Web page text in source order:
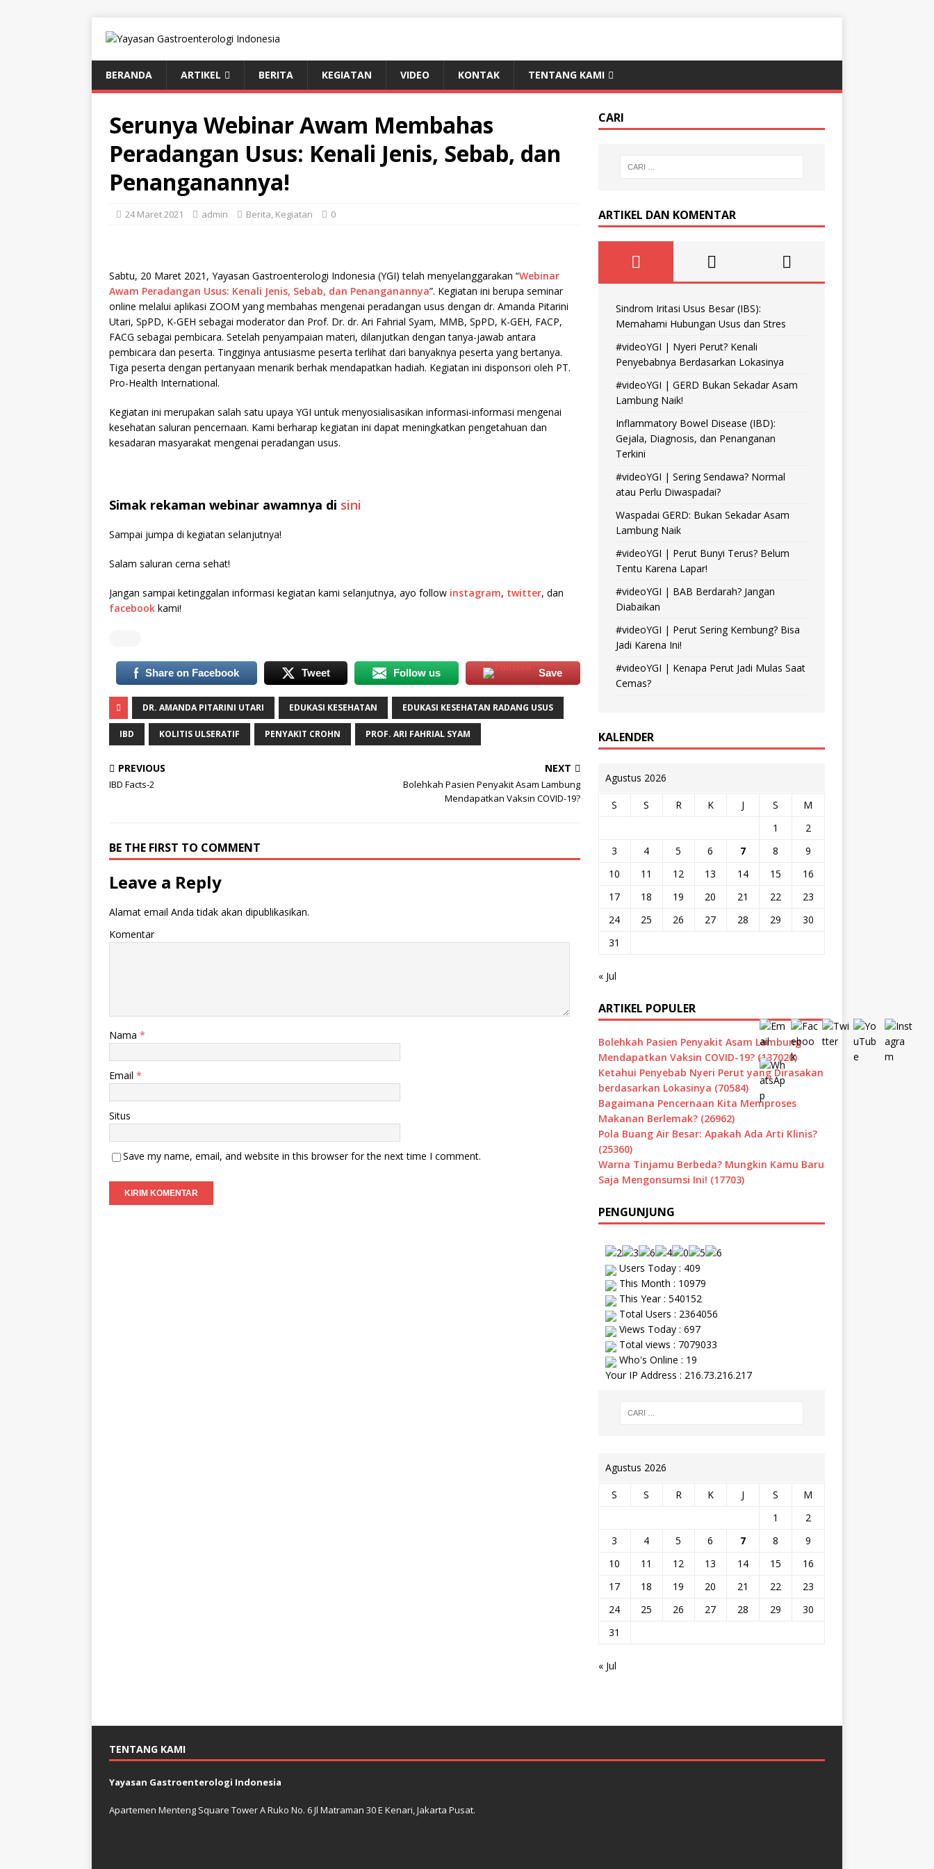
BERANDA ARTIKEL BERITA KEGIATAN VIDEO KONTAK TENTANG KAMI
Serunya Webinar Awam Membahas
Peradangan Usus: Kenali Jenis, Sebab, dan
Penanganannya!
24 Maret 2021 admin Berita, Kegiatan 0
Sabtu, 20 Maret 2021, Yayasan Gastroenterologi Indonesia (YGI) telah menyelanggarakan “Webinar
Awam Peradangan Usus: Kenali Jenis, Sebab, dan Penanganannya”. Kegiatan ini berupa seminar
online melalui aplikasi ZOOM yang membahas mengenai peradangan usus dengan dr. Amanda Pitarini
Utari, SpPD, K-GEH sebagai moderator dan Prof. Dr. dr. Ari Fahrial Syam, MMB, SpPD, K-GEH, FACP,
FACG sebagai pembicara. Setelah penyampaian materi, dilanjutkan dengan tanya-jawab antara
pembicara dan peserta. Tingginya antusiasme peserta terlihat dari banyaknya peserta yang bertanya.
Tiga peserta dengan pertanyaan menarik berhak mendapatkan hadiah. Kegiatan ini disponsori oleh PT.
Pro-Health International.
Kegiatan ini merupakan salah satu upaya YGI untuk menyosialisasikan informasi-informasi mengenai
kesehatan saluran pencernaan. Kami berharap kegiatan ini dapat meningkatkan pengetahuan dan
kesadaran masyarakat mengenai peradangan usus.
Simak rekaman webinar awamnya di sini
Sampai jumpa di kegiatan selanjutnya!
Salam saluran cerna sehat!
Jangan sampai ketinggalan informasi kegiatan kami selanjutnya, ayo follow instagram, twitter, dan
facebook kami!
Share on Facebook Tweet Follow us Save
DR. AMANDA PITARINI UTARI EDUKASI KESEHATAN EDUKASI KESEHATAN RADANG USUS
IBD KOLITIS ULSERATIF PENYAKIT CROHN PROF. ARI FAHRIAL SYAM
PREVIOUS
IBD Facts-2
NEXT
Bolehkah Pasien Penyakit Asam Lambung
Mendapatkan Vaksin COVID-19?
BE THE FIRST TO COMMENT
Leave a Reply
Alamat email Anda tidak akan dipublikasikan.
Komentar
Nama *
Email *
Situs
Save my name, email, and website in this browser for the next time I comment.
CARI
ARTIKEL DAN KOMENTAR
Sindrom Iritasi Usus Besar (IBS):
Memahami Hubungan Usus dan Stres
#videoYGI | Nyeri Perut? Kenali
Penyebabnya Berdasarkan Lokasinya
#videoYGI | GERD Bukan Sekadar Asam
Lambung Naik!
Inflammatory Bowel Disease (IBD):
Gejala, Diagnosis, dan Penanganan
Terkini
#videoYGI | Sering Sendawa? Normal
atau Perlu Diwaspadai?
Waspadai GERD: Bukan Sekadar Asam
Lambung Naik
#videoYGI | Perut Bunyi Terus? Belum
Tentu Karena Lapar!
#videoYGI | BAB Berdarah? Jangan
Diabaikan
#videoYGI | Perut Sering Kembung? Bisa
Jadi Karena Ini!
#videoYGI | Kenapa Perut Jadi Mulas Saat
Cemas?
KALENDER
Agustus 2026
S S R K J S
M
1
2
3
4 5 6 7 8
9
10
11 12 13 14 15
16
17
18 19 20 21 22
23
24
25 26 27 28 29
30
31
« Jul
ARTIKEL POPULER
Bolehkah Pasien Penyakit Asam Lambung
Mendapatkan Vaksin COVID-19? (137020)
Ketahui Penyebab Nyeri Perut yang Dirasakan
berdasarkan Lokasinya (70584)
Bagaimana Pencernaan Kita Memproses
Makanan Berlemak? (26962)
Pola Buang Air Besar: Apakah Ada Arti Klinis?
(25360)
Warna Tinjamu Berbeda? Mungkin Kamu Baru
Saja Mengonsumsi Ini! (17703)
PENGUNJUNG
Users Today : 409
This Month : 10979
This Year : 540152
Total Users : 2364056
Views Today : 697
Total views : 7079033
Who's Online : 19
Your IP Address : 216.73.216.217
Agustus 2026
S S R K J S
M
1
2
3
4 5 6 7 8
9
10
11 12 13 14 15
16
17
18 19 20 21 22
23
24
25 26 27 28 29
30
31
« Jul
TENTANG KAMI
Yayasan Gastroenterologi Indonesia
Apartemen Menteng Square Tower A Ruko No. 6 Jl Matraman 30 E Kenari, Jakarta Pusat.